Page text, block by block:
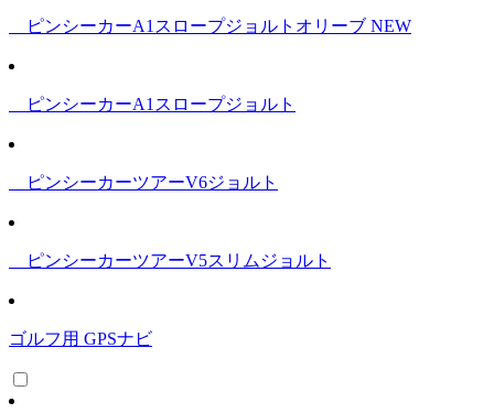
ピンシーカーA1スロープジョルトオリーブ NEW
ピンシーカーA1スロープジョルト
ピンシーカーツアーV6ジョルト
ピンシーカーツアーV5スリムジョルト
ゴルフ用 GPSナビ